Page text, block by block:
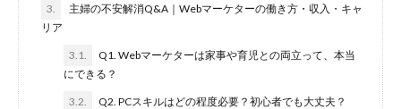
3.
主婦の不安解消Q&A｜Webマーケターの働き方・収入・キャ
リア
3.1.
Q1. Webマーケターは家事や育児との両立って、本当
にできる？
3.2. Q2. PCスキルはどの程度必要？初心者でも大丈夫？